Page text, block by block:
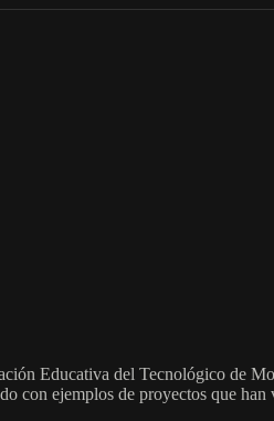
Educativa del Tecnológico de
con ejemplos de proyectos que